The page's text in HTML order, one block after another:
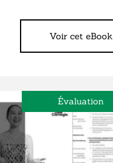
Voir cet eBook
Évaluation